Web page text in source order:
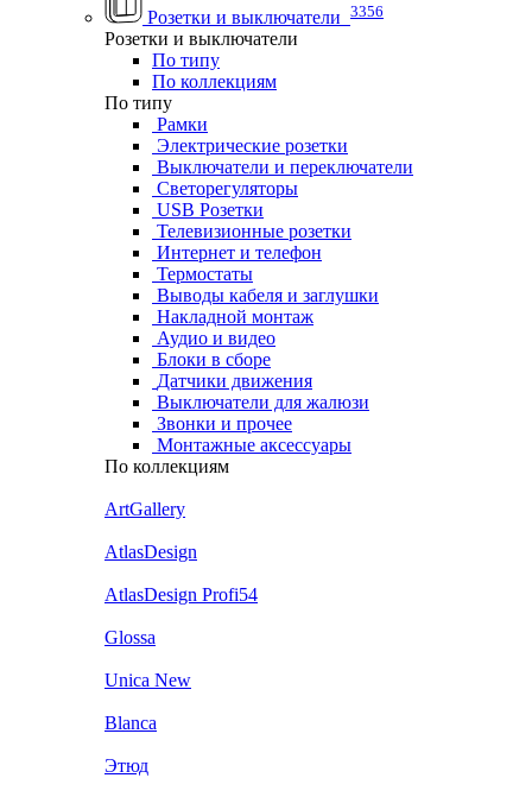
Розетки и выключатели 3356
Розетки и выключатели
По типу
По коллекциям
По типу
Рамки
Электрические розетки
Выключатели и переключатели
Светорегуляторы
USB Розетки
Телевизионные розетки
Интернет и телефон
Термостаты
Выводы кабеля и заглушки
Накладной монтаж
Аудио и видео
Блоки в сборе
Датчики движения
Выключатели для жалюзи
Звонки и прочее
Монтажные аксессуары
По коллекциям
ArtGallery
AtlasDesign
AtlasDesign Profi54
Glossa
Unica New
Blanca
Этюд